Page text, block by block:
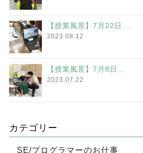
【授業風景】7月22日...
2023.08.12
【授業風景】7月8日...
2023.07.22
カテゴリー
SE/プログラマーのお仕事